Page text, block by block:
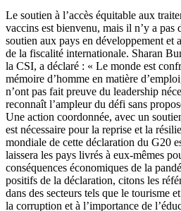
Le soutien à l’accès équitable aux
vaccins est bienvenu, mais il n’y a
soutien aux pays en développement et
de la fiscalité internationale. Sharan
la CSI, a déclaré : « Le monde est
mémoire d’homme en matière
n’ont pas fait preuve du leadership
reconnaît l’ampleur du défi sans
Une action coordonnée, avec un
est nécessaire pour la reprise et la
mondiale de cette déclaration du G20
laissera les pays livrés à eux-mêmes
conséquences économiques de la
positifs de la déclaration, citons les
dans des secteurs tels que le tourisme
la corruption et à l’importance de